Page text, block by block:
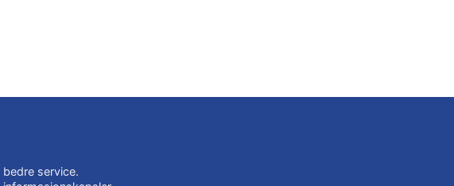
service.